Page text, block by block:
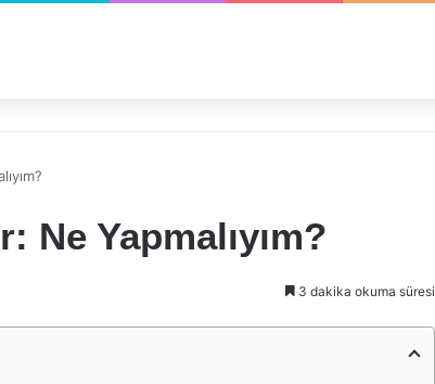
Ne Yapmalıyım?
3 dakika okuma süresi